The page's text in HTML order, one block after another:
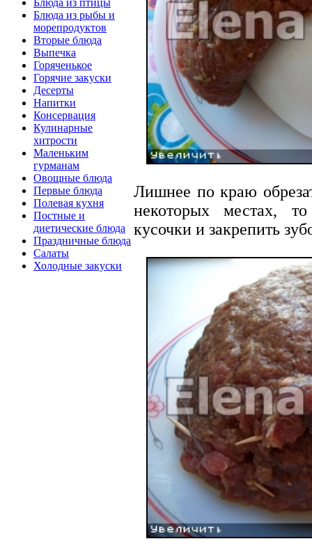
Блюда из птицы
Блюда из рыбы и
морепродуктов
Вторые блюда
Выпечка
Горяченькое
Горячие закуски
Десерты
Напитки
Консервация
Кулинарные
хитрости
Маленьким
гурманам
Овощные блюда
Первые блюда
Полевая кухня
Постные и
диетические блюда
Праздничные блюда
Салаты
Холодные закуски
Лишнее по краю
некоторых местах,
кусочки и закрепить